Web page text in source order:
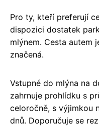
Pro ty, kteří preferují
dispozici dostatek
mlýnem. Cesta autem
značená.
Vstupné do mlýna na
zahrnuje prohlídku s
celoročně, s výjimkou
dnů. Doporučuje se